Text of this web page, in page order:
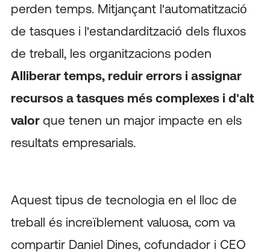
perden temps. Mitjançant l'automatització
de tasques i l'estandardització dels fluxos
de treball, les organitzacions poden
Alliberar temps, reduir errors i assignar
recursos a tasques més complexes i d'alt
valor que tenen un major impacte en els
resultats empresarials.
Aquest tipus de tecnologia en el lloc de
treball és increïblement valuosa, com va
compartir Daniel Dines, cofundador i CEO